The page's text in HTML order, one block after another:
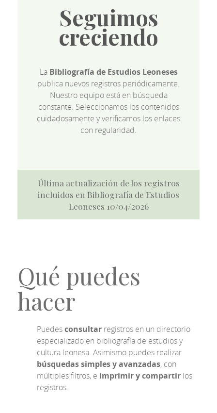
Seguimos
creciendo
La Bibliografía de Estudios Leoneses
publica nuevos registros periódicamente.
Nuestro equipo está en búsqueda
constante. Seleccionamos los contenidos
cuidadosamente y verificamos los enlaces
con regularidad.
Última actualización de los registros
incluidos en Bibliografía de Estudios
Leoneses 10/04/2026
Qué puedes
hacer
Puedesconsultar registros en un directorio
especializado en bibliografía de estudios y
cultura leonesa. Asimismo puedes realizar
búsquedas simples y avanzadas, con
múltiples filtros, e imprimir y compartir los
registros.